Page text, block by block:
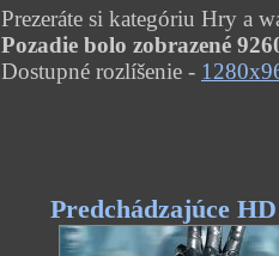
Prezeráte si kategóriu Hry a
Pozadie bolo zobrazené
Dostupné rozlíšenie -
Predchádzajúce